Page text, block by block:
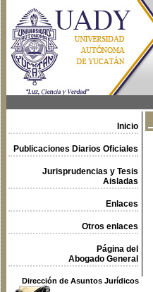
Inicio
Publicaciones Diarios Oficiales
Jurisprudencias y Tesis
Aisladas
Enlaces
Otros enlaces
Página del
Abogado General
Dirección de Asuntos Jurídicos